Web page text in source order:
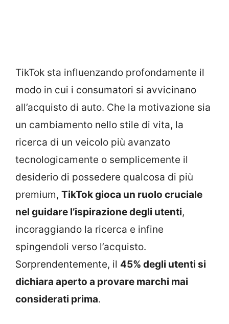
TikTok sta influenzando profondamente il
modo in cui i consumatori si avvicinano
all’acquisto di auto. Che la motivazione sia
un cambiamento nello stile di vita, la
ricerca di un veicolo più avanzato
tecnologicamente o semplicemente il
desiderio di possedere qualcosa di più
premium, TikTok gioca un ruolo cruciale
nel guidare l’ispirazione degli utenti,
incoraggiando la ricerca e infine
spingendoli verso l’acquisto.
Sorprendentemente, il 45% degli utenti si
dichiara aperto a provare marchi mai
considerati prima.